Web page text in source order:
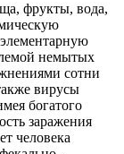
фрукты, вода,
немытых
сотни
вирусы
богатого
заражения
человека